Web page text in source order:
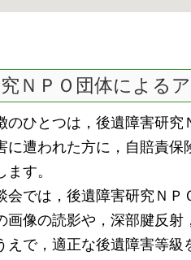
ＮＰＯ団体による
ひとつは，後遺障害研究
遭われた方に，自賠責保
す。
では，後遺障害研究ＮＰ
画像の読影や，深部腱反
えで，適正な後遺障害等